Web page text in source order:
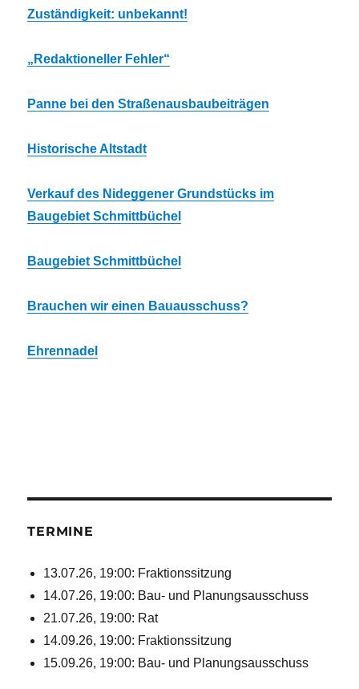
Zuständigkeit: unbekannt!
„Redaktioneller Fehler“
Panne bei den Straßenausbaubeiträgen
Historische Altstadt
Verkauf des Nideggener Grundstücks im
Baugebiet Schmittbüchel
Baugebiet Schmittbüchel
Brauchen wir einen Bauausschuss?
Ehrennadel
TERMINE
13.07.26, 19:00: Fraktionssitzung
14.07.26, 19:00: Bau- und Planungsausschuss
21.07.26, 19:00: Rat
14.09.26, 19:00: Fraktionssitzung
15.09.26, 19:00: Bau- und Planungsausschuss